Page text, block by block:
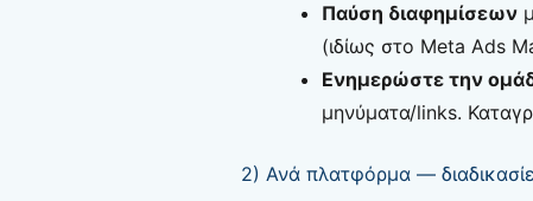
Παύση διαφημίσεων
(ιδίως στο Meta Ads
Ενημερώστε την
μηνύματα/links.
2) Ανά πλατφόρμα —